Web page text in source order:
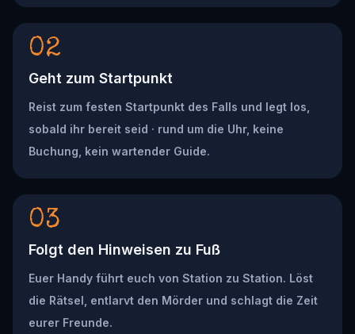
02
Geht zum Startpunkt
Reist zum festen Startpunkt des Falls und legt los,
sobald ihr bereit seid · rund um die Uhr, keine
Buchung, kein wartender Guide.
03
Folgt den Hinweisen zu Fuß
Euer Handy führt euch von Station zu Station. Löst
die Rätsel, entlarvt den Mörder und schlagt die Zeit
eurer Freunde.